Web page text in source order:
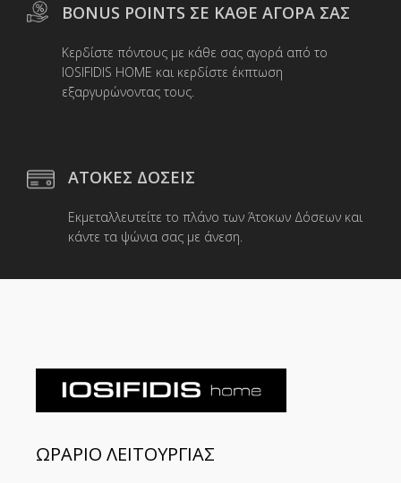
BONUS POINTS ΣΕ ΚΑΘΕ ΑΓΟΡΑ ΣΑΣ
Κερδίστε πόντους με κάθε σας αγορά από το
IOSIFIDIS HOME και κερδίστε έκπτωση
εξαργυρώνοντας τους.
ΑΤΟΚΕΣ ΔΟΣΕΙΣ
Εκμεταλλευτείτε το πλάνο των Άτοκων Δόσεων και
κάντε τα ψώνια σας με άνεση.
ΩΡΑΡΙΟ ΛΕΙΤΟΥΡΓΙΑΣ